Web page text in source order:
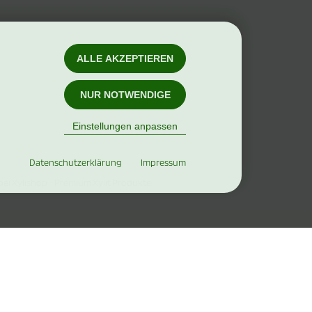
ALLE AKZEPTIEREN
NUR NOTWENDIGE
Einstellungen anpassen
Datenschutzerklärung Impressum